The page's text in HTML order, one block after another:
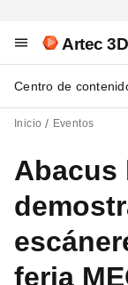
Artec 3D
Centro de
Inicio Eventos
Abacus
feria